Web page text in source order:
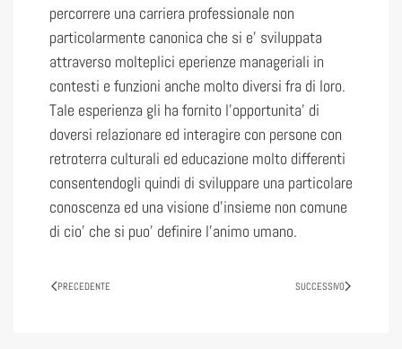
percorrere una carriera professionale non
particolarmente canonica che si e’ sviluppata
attraverso molteplici eperienze manageriali in
contesti e funzioni anche molto diversi fra di loro.
Tale esperienza gli ha fornito l’opportunita’ di
doversi relazionare ed interagire con persone con
retroterra culturali ed educazione molto differenti
consentendogli quindi di sviluppare una particolare
conoscenza ed una visione d’insieme non comune
di cio’ che si puo’ definire l’animo umano.
PRECEDENTE SUCCESSIVO